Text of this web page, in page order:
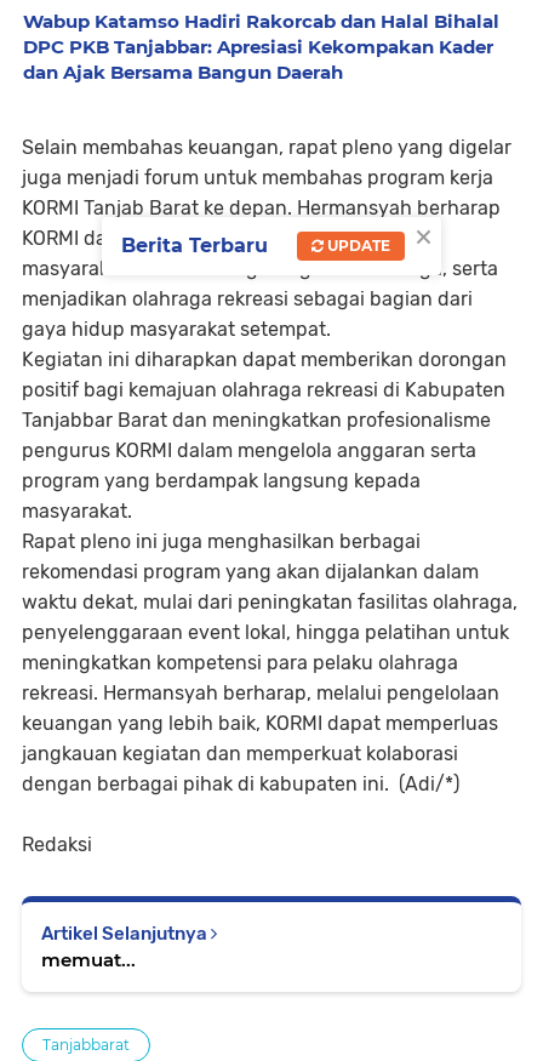
Wabup Katamso Hadiri Rakorcab dan Halal Bihalal
DPC PKB Tanjabbar: Apresiasi Kekompakan Kader
dan Ajak Bersama Bangun Daerah
Selain membahas keuangan, rapat pleno yang digelar
juga menjadi forum untuk membahas program kerja
KORMI Tanjab Barat ke depan. Hermansyah berharap
KORMI dapat terus meningkatkan peran serta
masyarakat dalam berbagai kegiatan olahraga, serta
menjadikan olahraga rekreasi sebagai bagian dari
gaya hidup masyarakat setempat.
Kegiatan ini diharapkan dapat memberikan dorongan
positif bagi kemajuan olahraga rekreasi di Kabupaten
Tanjabbar Barat dan meningkatkan profesionalisme
pengurus KORMI dalam mengelola anggaran serta
program yang berdampak langsung kepada
masyarakat.
Rapat pleno ini juga menghasilkan berbagai
rekomendasi program yang akan dijalankan dalam
waktu dekat, mulai dari peningkatan fasilitas olahraga,
penyelenggaraan event lokal, hingga pelatihan untuk
meningkatkan kompetensi para pelaku olahraga
rekreasi. Hermansyah berharap, melalui pengelolaan
keuangan yang lebih baik, KORMI dapat memperluas
jangkauan kegiatan dan memperkuat kolaborasi
dengan berbagai pihak di kabupaten ini. (Adi/*)
Redaksi
Artikel Selanjutnya
memuat...
Tanjabbarat
×
Berita Terbaru UPDATE